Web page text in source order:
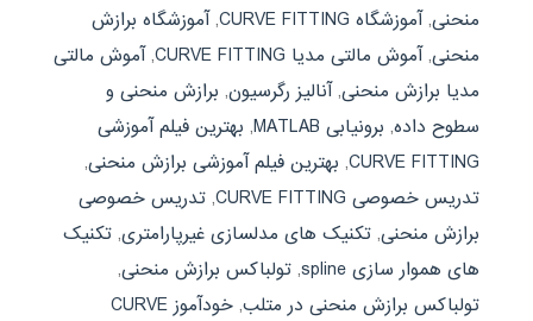
منحنی,آموزشگاه CURVE FITTING ,آموزشگاه برازش
منحنی,آموش مالتی مدیا CURVE FITTING ,آموش مالتی
مدیا برازش منحنی,آنالیز رگرسیون, برازش منحنی و
سطوح داده, برونیابی MATLAB , بهترین فیلم آموزشی
CURVE FITTING
, بهترین فیلم آموزشی برازش منحنی,
تدریس خصوصی CURVE FITTING
, تدریس خصوصی
برازش منحنی, تکنیک های مدلسازی غیرپارامتری, تکنیک
های هموار سازی spline
, تولباکس برازش منحنی,
تولباکس برازش منحنی در متلب,
خودآموز CURVE